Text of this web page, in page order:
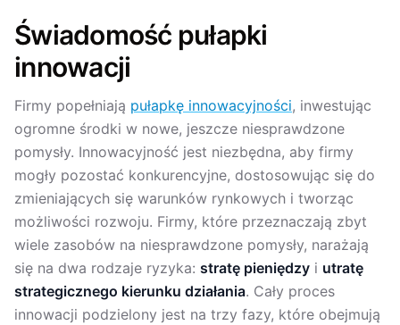
Świadomość pułapki
innowacji
Firmy popełniają pułapkę innowacyjności, inwestując
ogromne środki w nowe, jeszcze niesprawdzone
pomysły. Innowacyjność jest niezbędna, aby firmy
mogły pozostać konkurencyjne, dostosowując się do
zmieniających się warunków rynkowych i tworząc
możliwości rozwoju. Firmy, które przeznaczają zbyt
wiele zasobów na niesprawdzone pomysły, narażają
się na dwa rodzaje ryzyka: stratę pieniędzy i utratę
strategicznego kierunku działania. Cały proces
innowacji podzielony jest na trzy fazy, które obejmują